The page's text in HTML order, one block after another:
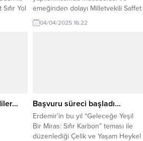
Yol
emeğinden dolayı Milletvekili Saffet
Bozkurt’u kutlarım.
04/04/2025 16:22
Başvuru süreci başladı…
Erdemir’in bu yıl “Geleceğe Yeşil
Bir Miras: Sıfır Karbon” teması ile
düzenlediği Çelik ve Yaşam Heykel